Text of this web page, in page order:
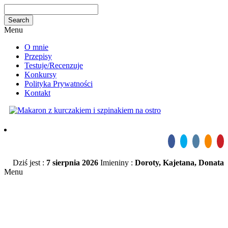
Menu
O mnie
Przepisy
Testuje/Recenzuje
Konkursy
Polityka Prywatności
Kontakt
Dziś jest : 7 sierpnia 2026 Imieniny : Doroty, Kajetana, Donata
Menu